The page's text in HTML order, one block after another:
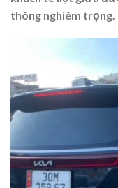
thông nghiêm trọng.